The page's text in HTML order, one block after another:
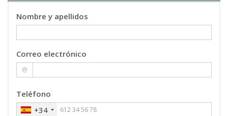
Nombre y apellidos
Correo electrónico
@
Teléfono
+34